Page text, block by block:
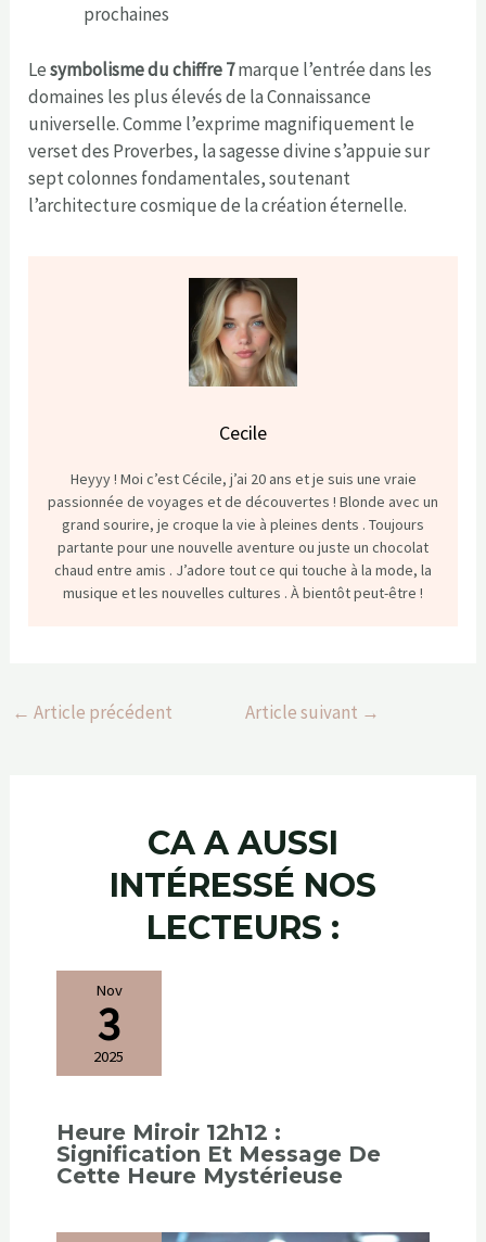
prochaines
Lesymbolisme du chiffre 7marque l’entrée dans les
domaines les plus élevés de la Connaissance
universelle. Comme l’exprime magnifiquement le
verset des Proverbes, la sagesse divine s’appuie sur
sept colonnes fondamentales, soutenant
l’architecture cosmique de la création éternelle.
Cecile
Heyyy ! Moi c’est Cécile, j’ai 20 ans et je suis une vraie
passionnée de voyages et de découvertes ! Blonde avec un
grand sourire, je croque la vie à pleines dents . Toujours
partante pour une nouvelle aventure ou juste un chocolat
chaud entre amis . J’adore tout ce qui touche à la mode, la
musique et les nouvelles cultures . À bientôt peut-être !
← Article précédent Article suivant →
CA A AUSSI
INTÉRESSÉ NOS
LECTEURS :
Nov
3
2025
Heure Miroir 12h12 :
Signification Et Message De
Cette Heure Mystérieuse